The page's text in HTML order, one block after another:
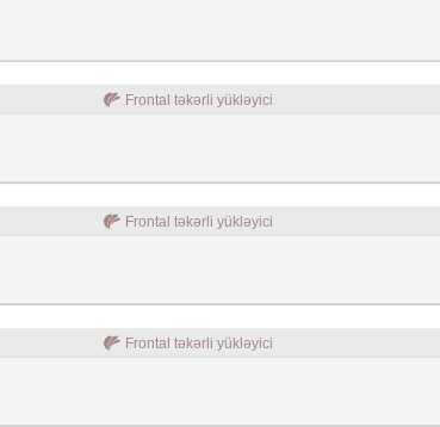
Frontal təkərli yükləyici
Frontal təkərli yükləyici
Frontal təkərli yükləyici